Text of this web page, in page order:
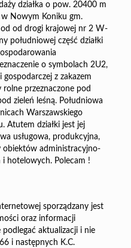
działka o pow. 20400 m
Nowym Koniku gm.
od od drogi krajowej nr 2 W-
południowej część działki
o symbolach 2U2,
z zakazem
przeznaczone pod
zieleń leśną. Południowa
Warszawskiego
Atutem działki jest jej
usługowa, produkcyjna,
obiektów administracyjno-
hotelowych. Polecam !
sporządzany jest
oraz informacji
podlegać aktualizacji i nie
i następnych K.C.